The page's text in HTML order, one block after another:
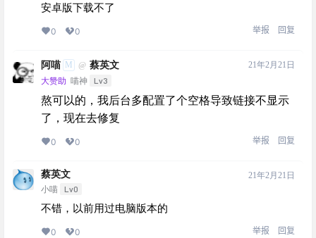
安卓版下载不了
0 0 举报 回复
阿喵 M @ 蔡英文
大赞助 喵神 Lv3
21年2月21日
熬可以的，我后台多配置了个空格导致链接不显示
了，现在去修复
0 0 举报 回复
蔡英文
小喵 Lv0
21年2月21日
不错，以前用过电脑版本的
0 0 举报 回复